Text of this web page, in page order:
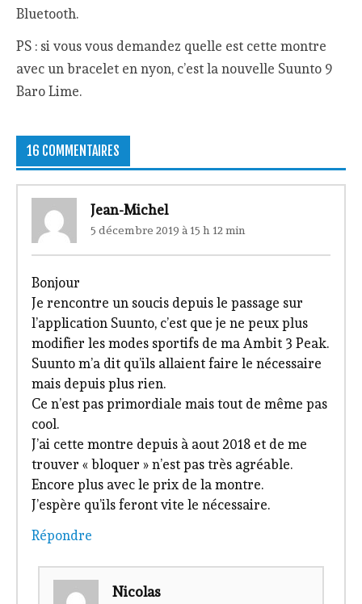
Bluetooth.
PS : si vous vous demandez quelle est cette montre
avec un bracelet en nyon, c’est la nouvelle Suunto 9
Baro Lime.
16 COMMENTAIRES
Jean-Michel
5 décembre 2019 à 15 h 12 min
Bonjour
Je rencontre un soucis depuis le passage sur
l’application Suunto, c’est que je ne peux plus
modifier les modes sportifs de ma Ambit 3 Peak.
Suunto m’a dit qu’ils allaient faire le nécessaire
mais depuis plus rien.
Ce n’est pas primordiale mais tout de même pas
cool.
J’ai cette montre depuis à aout 2018 et de me
trouver « bloquer » n’est pas très agréable.
Encore plus avec le prix de la montre.
J’espère qu’ils feront vite le nécessaire.
Répondre
Nicolas